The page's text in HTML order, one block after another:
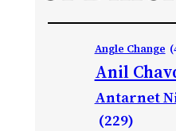
Angle Change
Anil
Antarnet
(229)